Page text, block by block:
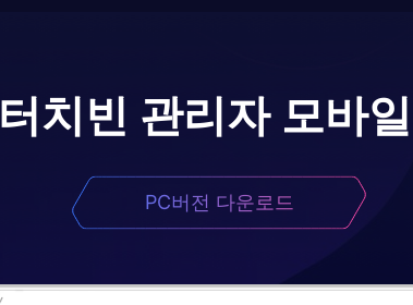
터치빈 관리자 모바일
PC버전 다운로드